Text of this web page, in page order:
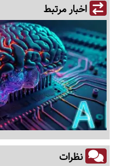
اخبار مرتبط
نظرات